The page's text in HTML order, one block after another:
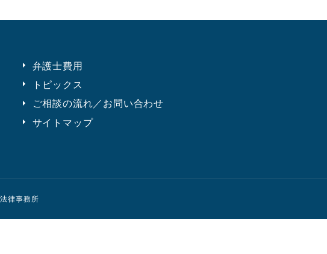
弁護士費用
トピックス
ご相談の流れ／お問い合わせ
サイトマップ
律事務所